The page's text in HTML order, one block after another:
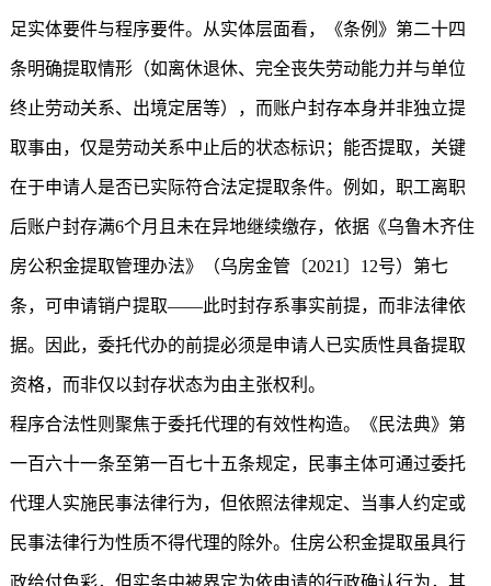
足实体要件与程序要件。从实体层面看，《条例》第二十四
条明确提取情形（如离休退休、完全丧失劳动能力并与单位
终止劳动关系、出境定居等），而账户封存本身并非独立提
取事由，仅是劳动关系中止后的状态标识；能否提取，关键
在于申请人是否已实际符合法定提取条件。例如，职工离职
后账户封存满6个月且未在异地继续缴存，依据《乌鲁木齐住
房公积金提取管理办法》（乌房金管〔2021〕12号）第七
条，可申请销户提取——此时封存系事实前提，而非法律依
据。因此，委托代办的前提必须是申请人已实质性具备提取
资格，而非仅以封存状态为由主张权利。
程序合法性则聚焦于委托代理的有效性构造。《民法典》第
一百六十一条至第一百七十五条规定，民事主体可通过委托
代理人实施民事法律行为，但依照法律规定、当事人约定或
民事法律行为性质不得代理的除外。住房公积金提取虽具行
政给付色彩，但实务中被界定为依申请的行政确认行为，其